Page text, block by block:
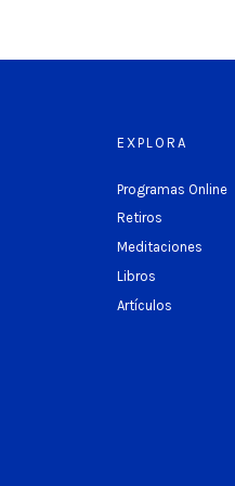
EXPLORA
Programas Online
Retiros
Meditaciones
Libros
Artículos